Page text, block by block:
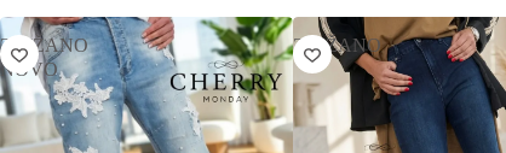
ZNIŽANO
NOVO
ZNIŽANO